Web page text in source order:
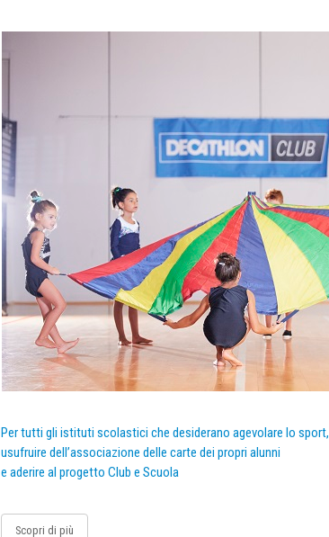
Per tutti gli istituti scolastici che desiderano agevolare lo sport,
usufruire dell’associazione delle carte dei propri alunni
e aderire al progetto Club e Scuola
Scopri di più